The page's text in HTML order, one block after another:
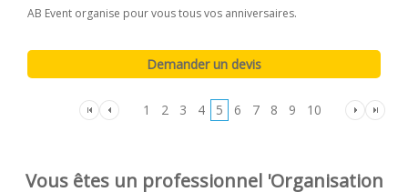
AB Event organise pour vous tous vos anniversaires.
1 2 3 4 5 6 7 8 9 10
Vous êtes un professionnel 'Organisation